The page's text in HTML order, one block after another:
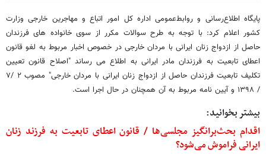
پایگاه اطلاع‌رسانی و روابط‌عمومی اداره کل امور اتباع و مهاجرین خارجی وزارت
کشور اعلام کرد: با توجه به طرح سوالات مکرر از سوی خانواده های فرزندان
حاصل از ازدواج زنان ایرانی با مردان خارجی در خصوص اخبار مربوط به لغو قانون
اعطای تابعیت به فرزندان مادر ایرانی به اطلاع می رساند "اصلاح قانون تعیین
تکلیف تابعیت فرزندان حاصل از ازدواج زنان ایرانی با مردان خارجی" مصوب ۲ /۷
/ ۱۳۹۸ و آیین نامه مربوط به آن همچنان در حال اجرا است.
بیشتر بخوانید:
اقدام بحث‌برانگیز مجلسی‌ها / قانون اعطای تابعیت به فرزند زنان
ایرانی فراموش می‌شود؟